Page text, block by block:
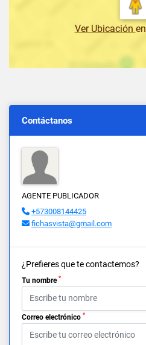
Ver Ubicación en
Contáctanos
AGENTE PUBLICADOR
+573008144425
fichasvista@gmail.com
¿Prefieres que te contactemos?
Tu nombre *
Correo electrónico *